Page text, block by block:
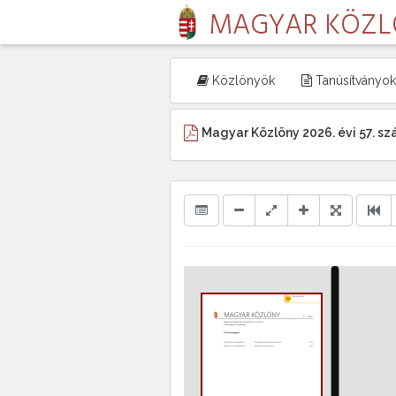
MAGYAR
Közlönyök Tanúsítványok
Magyar Közlöny 2026. évi 57.